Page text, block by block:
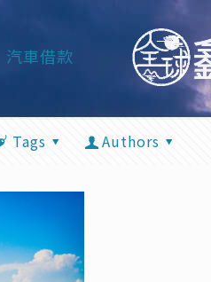
汽車借款
Tags Authors